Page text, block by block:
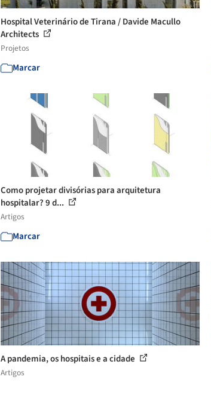
Hospital Veterinário de Tirana / Davide Macullo
Architects
Projetos
Marcar
Como projetar divisórias para arquitetura
hospitalar? 9 d...
Artigos
Marcar
A pandemia, os hospitais e a cidade
Artigos